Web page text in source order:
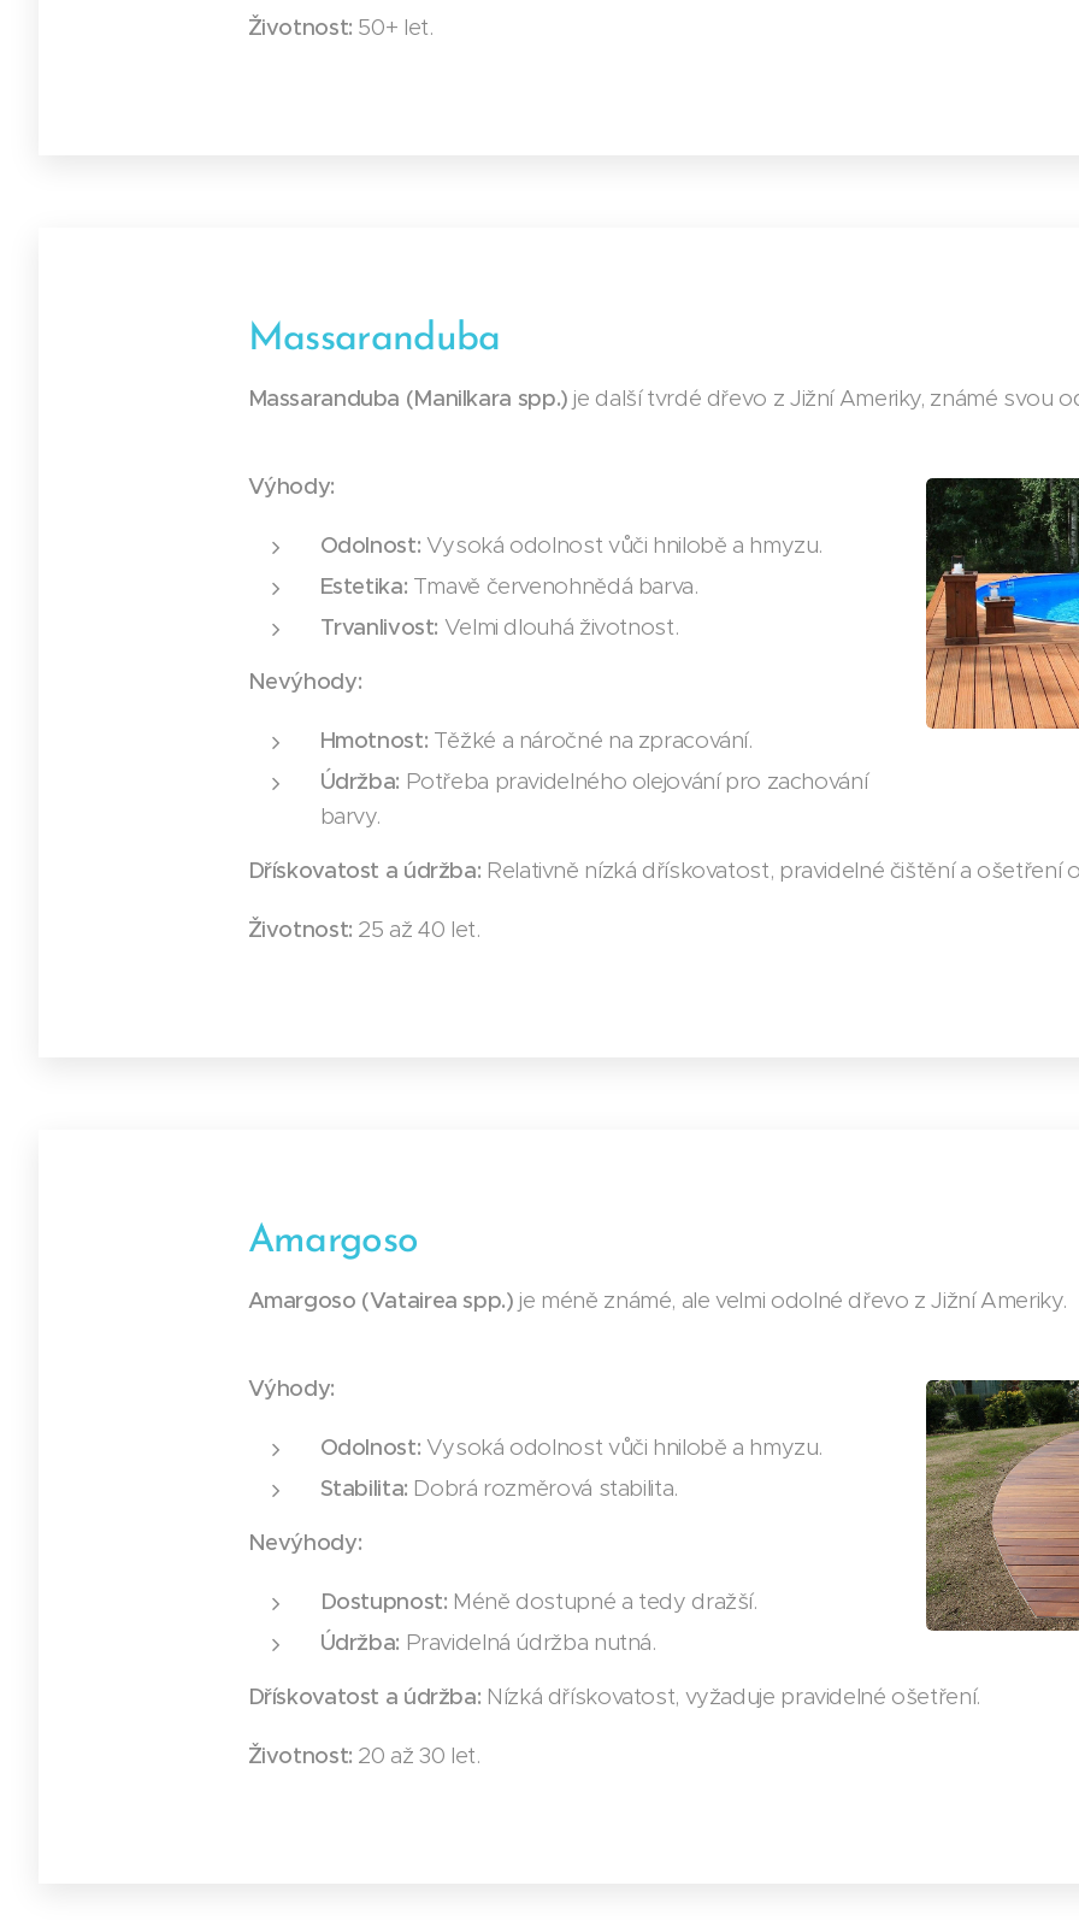
Životnost: 50+ let.
Massaranduba
Massaranduba (Manilkara spp.) je další tvrdé dřevo z Jižní Ameriky, známé svou
Výhody:
Odolnost: Vysoká odolnost vůči hnilobě a hmyzu.
Estetika: Tmavě červenohnědá barva.
Trvanlivost: Velmi dlouhá životnost.
Nevýhody:
Hmotnost: Těžké a náročné na zpracování.
Údržba: Potřeba pravidelného olejování pro zachování
barvy.
Dřískovatost a údržba: Relativně nízká dřískovatost, pravidelné čištění a ošetření
Životnost: 25 až 40 let.
Amargoso
Amargoso (Vatairea spp.) je méně známé, ale velmi odolné dřevo z Jižní Ameriky.
Výhody:
Odolnost: Vysoká odolnost vůči hnilobě a hmyzu.
Stabilita: Dobrá rozměrová stabilita.
Nevýhody:
Dostupnost: Méně dostupné a tedy dražší.
Údržba: Pravidelná údržba nutná.
Dřískovatost a údržba: Nízká dřískovatost, vyžaduje pravidelné ošetření.
Životnost: 20 až 30 let.